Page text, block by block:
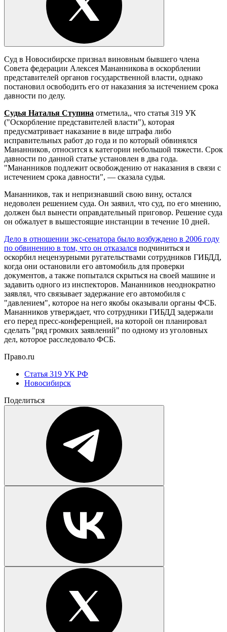
Суд в Новосибирске признал виновным бывшего члена
Совета федерации Алексея Мананникова в оскорблении
представителей органов государственной власти, однако
постановил освободить его от наказания за истечением срока
давности по делу.
Судья Наталья Ступина отметила,, что статья 319 УК
("Оскорбление представителей власти"), которая
предусматривает наказание в виде штрафа либо
исправительных работ до года и по который обвинялся
Мананников, относится к категории небольшой тяжести. Срок
давности по данной статье установлен в два года.
"Мананников подлежит освобождению от наказания в связи с
истечением срока давности", — сказала судья.
Мананников, так и непризнавший свою вину, остался
недоволен решением суда. Он заявил, что суд, по его мнению,
должен был вынести оправдательный приговор. Решение суда
он обжалует в вышестоящие инстанции в течение 10 дней.
Дело в отношении экс-сенатора было возбуждено в 2006 году
по обвинению в том, что он отказался подчиниться и
оскорбил нецензурными ругательствами сотрудников ГИБДД,
когда они остановили его автомобиль для проверки
документов, а также попытался скрыться на своей машине и
задавить одного из инспекторов. Мананников неоднократно
заявлял, что связывает задержание его автомобиля с
"давлением", которое на него якобы оказывали органы ФСБ.
Мананников утверждает, что сотрудники ГИБДД задержали
его перед пресс-конференцией, на которой он планировал
сделать "ряд громких заявлений" по одному из уголовных
дел, которое расследовало ФСБ.
Право.ru
Статья 319 УК РФ
Новосибирск
Поделиться